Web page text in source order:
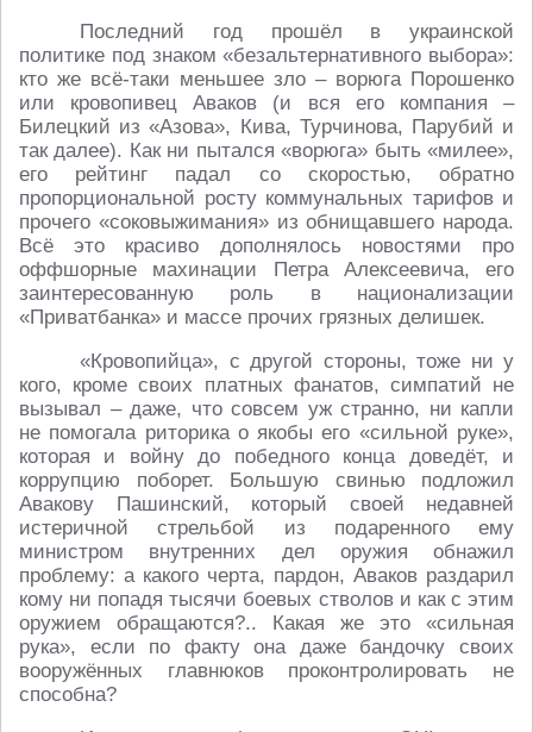
Последний год прошёл в украинской
политике под знаком «безальтернативного выбора»:
кто же всё-таки меньшее зло – ворюга Порошенко
или кровопивец Аваков (и вся его компания –
Билецкий из «Азова», Кива, Турчинова, Парубий и
так далее). Как ни пытался «ворюга» быть «милее»,
его рейтинг падал со скоростью, обратно
пропорциональной росту коммунальных тарифов и
прочего «соковыжимания» из обнищавшего народа.
Всё это красиво дополнялось новостями про
оффшорные махинации Петра Алексеевича, его
заинтересованную роль в национализации
«Приватбанка» и массе прочих грязных делишек.
«Кровопийца», с другой стороны, тоже ни у
кого, кроме своих платных фанатов, симпатий не
вызывал – даже, что совсем уж странно, ни капли
не помогала риторика о якобы его «сильной руке»,
которая и войну до победного конца доведёт, и
коррупцию поборет. Большую свинью подложил
Авакову Пашинский, который своей недавней
истеричной стрельбой из подаренного ему
министром внутренних дел оружия обнажил
проблему: а какого черта, пардон, Аваков раздарил
кому ни попадя тысячи боевых стволов и как с этим
оружием обращаются?.. Какая же это «сильная
рука», если по факту она даже бандочку своих
вооружённых главнюков проконтролировать не
способна?